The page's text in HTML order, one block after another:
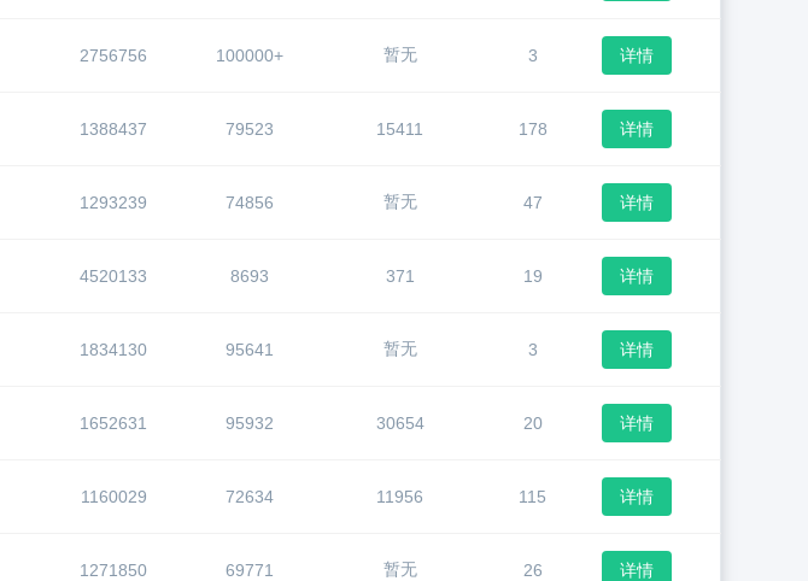
2756756 100000+ 暂无 3 详情
1388437 79523 15411 178 详情
1293239 74856 暂无 47 详情
4520133 8693 371 19 详情
1834130 95641 暂无 3 详情
1652631 95932 30654 20 详情
1160029 72634 11956 115 详情
1271850 69771 暂无 26 详情